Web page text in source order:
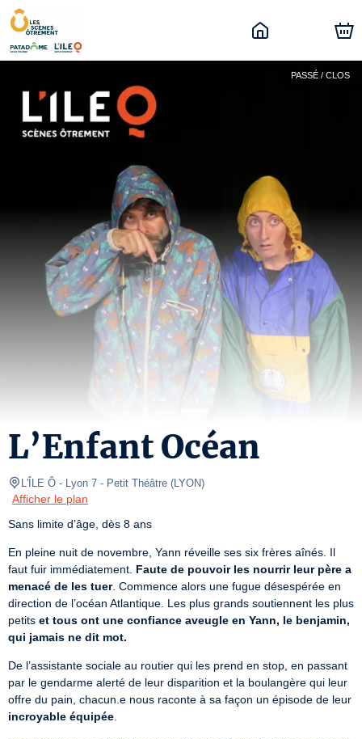
PASSÉ / CLOS
L’Enfant Océan
L'ÎLE Ô - Lyon 7 - Petit Théâtre (LYON)
Afficher le plan
Sans limite d’âge, dès 8 ans
En pleine nuit de novembre, Yann réveille ses six frères aînés. Il
faut fuir immédiatement. Faute de pouvoir les nourrir leur père a
menacé de les tuer. Commence alors une fugue désespérée en
direction de l’océan Atlantique. Les plus grands soutiennent les plus
petits et tous ont une confiance aveugle en Yann, le benjamin,
qui jamais ne dit mot.
De l’assistante sociale au routier qui les prend en stop, en passant
par le gendarme alerté de leur disparition et la boulangère qui leur
incroyable équipée